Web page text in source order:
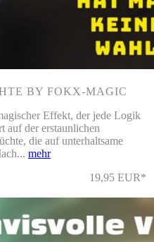
BY FOKX-MAGIC
Effekt, der jede Logik
auf der erstaunlichen
die auf unterhaltsame
mehr
19,95 EUR*